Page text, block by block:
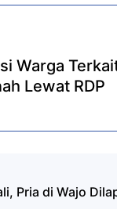
Warga
Lewat RDP
Pria di Wajo